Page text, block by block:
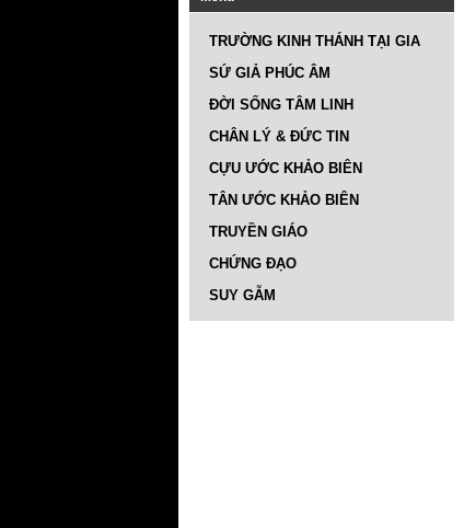
TRƯỜNG KINH THÁNH TẠI GIA
SỨ GIẢ PHÚC ÂM
ĐỜI SỐNG TÂM LINH
CHÂN LÝ & ĐỨC TIN
CỰU ƯỚC KHẢO BIÊN
TÂN ƯỚC KHẢO BIÊN
TRUYỀN GIÁO
CHỨNG ĐẠO
SUY GẪM